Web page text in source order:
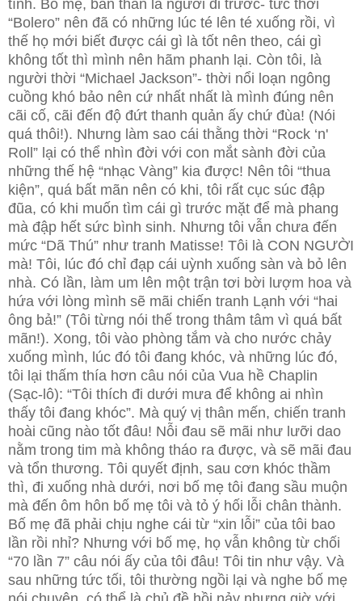
tình. Bố mẹ, bản thân là người đi trước- tức thời
“Bolero” nên đã có những lúc té lên té xuống rồi, vì
thế họ mới biết được cái gì là tốt nên theo, cái gì
không tốt thì mình nên hãm phanh lại. Còn tôi, là
người thời “Michael Jackson”- thời nổi loạn ngông
cuồng khó bảo nên cứ nhất nhất là mình đúng nên
cãi cố, cãi đến độ đứt thanh quản ấy chứ đùa! (Nói
quá thôi!). Nhưng làm sao cái thằng thời “Rock ‘n'
Roll” lại có thể nhìn đời với con mắt sành đời của
những thế hệ “nhạc Vàng” kia được! Nên tôi “thua
kiện”, quá bất mãn nên có khi, tôi rất cục súc đập
đũa, có khi muốn tìm cái gì trước mặt để mà phang
mà đập hết sức bình sinh. Nhưng tôi vẫn chưa đến
mức “Dã Thú” như tranh Matisse! Tôi là CON NGƯỜI
mà! Tôi, lúc đó chỉ đạp cái uỳnh xuống sàn và bỏ lên
nhà. Có lần, làm um lên một trận tơi bời lượm hoa và
hứa với lòng mình sẽ mãi chiến tranh Lạnh với “hai
ông bả!” (Tôi từng nói thế trong thâm tâm vì quá bất
mãn!). Xong, tôi vào phòng tắm và cho nước chảy
xuống mình, lúc đó tôi đang khóc, và những lúc đó,
tôi lại thấm thía hơn câu nói của Vua hề Chaplin
(Sạc-lô): “Tôi thích đi dưới mưa để không ai nhìn
thấy tôi đang khóc”. Mà quý vị thân mến, chiến tranh
hoài cũng nào tốt đâu! Nỗi đau sẽ mãi như lưỡi dao
nằm trong tim mà không tháo ra được, và sẽ mãi đau
và tổn thương. Tôi quyết định, sau cơn khóc thầm
thì, đi xuống nhà dưới, nơi bố mẹ tôi đang sầu muộn
mà đến ôm hôn bố mẹ tôi và tỏ ý hối lỗi chân thành.
Bố mẹ đã phải chịu nghe cái từ “xin lỗi” của tôi bao
lần rồi nhỉ? Nhưng với bố mẹ, họ vẫn không từ chối
“70 lần 7” câu nói ấy của tôi đâu! Tôi tin như vậy. Và
sau những tức tối, tôi thường ngồi lại và nghe bố mẹ